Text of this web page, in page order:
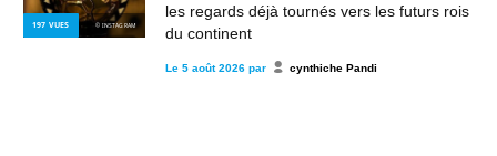
197 VUES © INSTAGRAM
les regards déjà tournés vers les futurs rois
du continent
Le 5 août 2026 par cynthiche Pandi